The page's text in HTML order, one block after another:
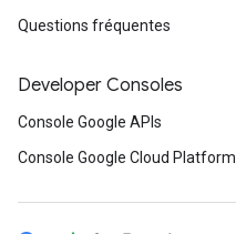
Questions fréquentes
Developer Consoles
Console Google APIs
Console Google Cloud Platform